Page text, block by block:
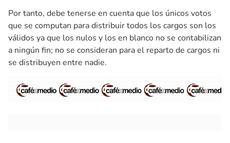
Por tanto, debe tenerse en cuenta que los únicos votos
que se computan para distribuir todos los cargos son los
válidos ya que los nulos y los en blanco no se contabilizan
a ningún fin; no se consideran para el reparto de cargos ni
se distribuyen entre nadie.